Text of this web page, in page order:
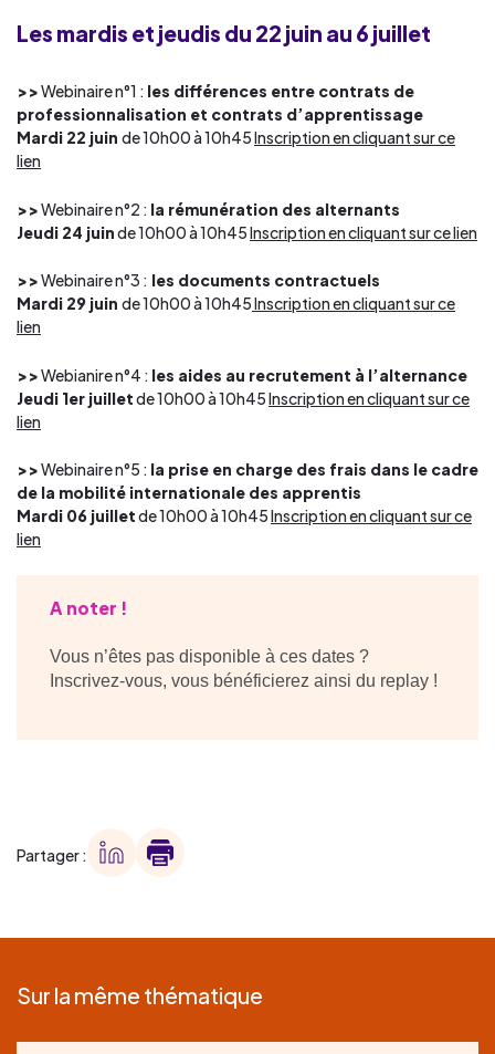
Les mardis et jeudis du 22 juin au 6 juillet
>>Webinaire n°1 : les différences entre contrats de
professionnalisation et contrats d’apprentissage
Mardi 22 juin de 10h00 à 10h45Inscription en cliquant sur ce
lien
>>Webinaire n°2 : la rémunération des alternants
Jeudi 24 juinde 10h00 à 10h45Inscription en cliquant sur ce lien
>>Webinaire n°3 : les documents contractuels
Mardi 29 juin de 10h00 à 10h45Inscription en cliquant sur ce
lien
>>Webianire n°4 : les aides au recrutement à l’alternance
Jeudi 1er juilletde 10h00 à 10h45Inscription en cliquant sur ce
lien
>>Webinaire n°5 : la prise en charge des frais dans le cadre
de la mobilité internationale des apprentis
Mardi 06 juilletde 10h00 à 10h45Inscription en cliquant sur ce
lien
A noter !
Vous n’êtes pas disponible à ces dates ?
Inscrivez-vous, vous bénéficierez ainsi du replay !
Partager :
Sur la même thématique